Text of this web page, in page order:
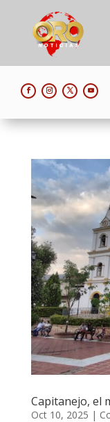
Capitanejo, el
Oct 10, 2025 |